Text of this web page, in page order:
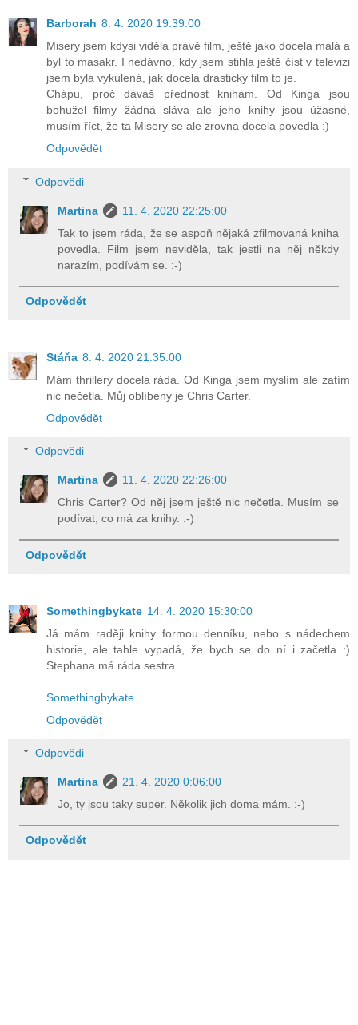
Barborah 8. 4. 2020 19:39:00
Misery jsem kdysi viděla právě film, ještě jako docela malá a
byl to masakr. I nedávno, kdy jsem stihla ještě číst v televizi
jsem byla vykulená, jak docela drastický film to je.
Chápu, proč dáváš přednost knihám. Od Kinga jsou
bohužel filmy žádná sláva ale jeho knihy jsou úžasné,
musím říct, že ta Misery se ale zrovna docela povedla :)
Odpovědět
Odpovědi
Martina
11. 4. 2020 22:25:00
Tak to jsem ráda, že se aspoň nějaká zfilmovaná kniha
povedla. Film jsem neviděla, tak jestli na něj někdy
narazím, podívám se. :-)
Odpovědět
Stáňa 8. 4. 2020 21:35:00
Mám thrillery docela ráda. Od Kinga jsem myslím ale zatím
nic nečetla. Můj oblíbeny je Chris Carter.
Odpovědět
Odpovědi
Martina
11. 4. 2020 22:26:00
Chris Carter? Od něj jsem ještě nic nečetla. Musím se
podívat, co má za knihy. :-)
Odpovědět
Somethingbykate 14. 4. 2020 15:30:00
Já mám raději knihy formou denníku, nebo s nádechem
historie, ale tahle vypadá, že bych se do ní i začetla :)
Stephana má ráda sestra.
Somethingbykate
Odpovědět
Odpovědi
Martina
21. 4. 2020 0:06:00
Jo, ty jsou taky super. Několik jich doma mám. :-)
Odpovědět